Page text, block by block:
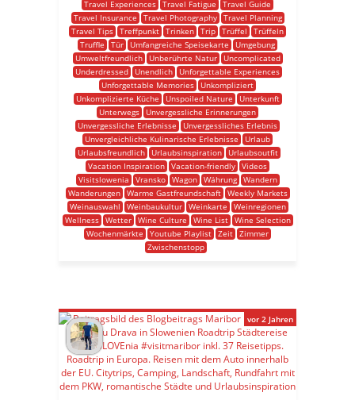
Travel Experiences Travel Fatigue
Travel Guide
Travel Insurance
Travel Photography
Travel Planning
Travel Tips Treffpunkt Trinken Trip Trüffel
Trüffeln
Truffle
Tür Umfangreiche Speisekarte
Umgebung
Umweltfreundlich
Unberührte Natur
Uncomplicated
Underdressed
Unendlich
Unforgettable Experiences
Unforgettable Memories
Unkompliziert
Unkomplizierte Küche
Unspoiled Nature
Unterkunft
Unterwegs
Unvergessliche Erinnerungen
Unvergessliche Erlebnisse
Unvergessliches Erlebnis
Unvergleichliche Kulinarische Erlebnisse
Urlaub
Urlaubsfreundlich
Urlaubsinspiration
Urlaubsoutfit
Vacation Inspiration Vacation-friendly Videos
Visitslowenia
Vransko Wagon Währung
Wandern
Wanderungen
Warme Gastfreundschaft
Weekly Markets
Weinauswahl
Weinbaukultur Weinkarte
Weinregionen
Wellness
Wetter Wine Culture Wine List
Wine Selection
Wochenmärkte
Youtube Playlist Zeit Zimmer
Zwischenstopp
vor 2 Jahren